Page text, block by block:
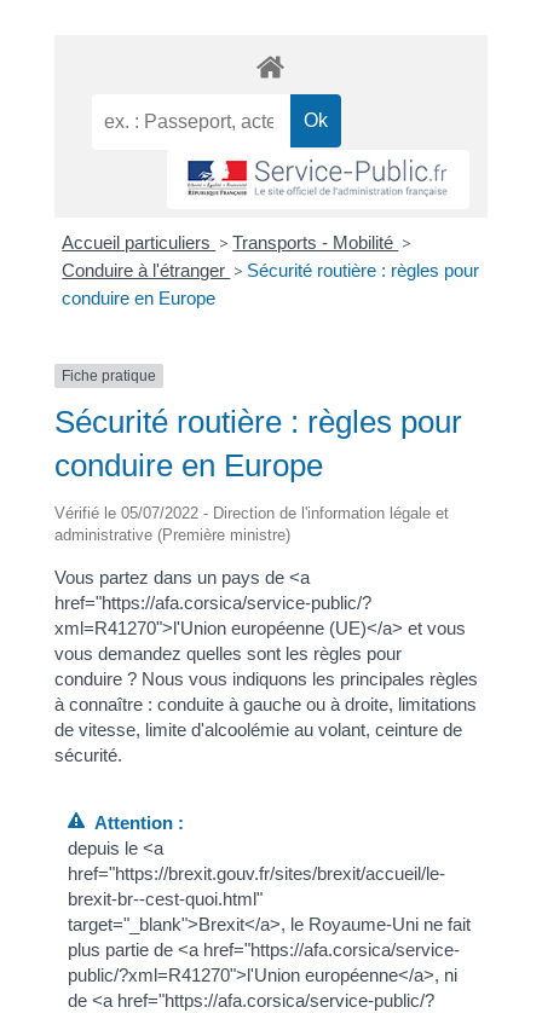
Accueil particuliers > Transports - Mobilité >
Conduire à l'étranger > Sécurité routière : règles pour
conduire en Europe
Fiche pratique
Sécurité routière : règles pour
conduire en Europe
Vérifié le 05/07/2022 - Direction de l'information légale et
administrative (Première ministre)
Vous partez dans un pays de <a
href="https://afa.corsica/service-public/?
xml=R41270">l'Union européenne (UE)</a> et vous
vous demandez quelles sont les règles pour
conduire ? Nous vous indiquons les principales règles
à connaître : conduite à gauche ou à droite, limitations
de vitesse, limite d'alcoolémie au volant, ceinture de
sécurité.
Attention :
depuis le <a
href="https://brexit.gouv.fr/sites/brexit/accueil/le-
brexit-br--cest-quoi.html"
target="_blank">Brexit</a>, le Royaume-Uni ne fait
plus partie de <a href="https://afa.corsica/service-
public/?xml=R41270">l'Union européenne</a>, ni
de <a href="https://afa.corsica/service-public/?